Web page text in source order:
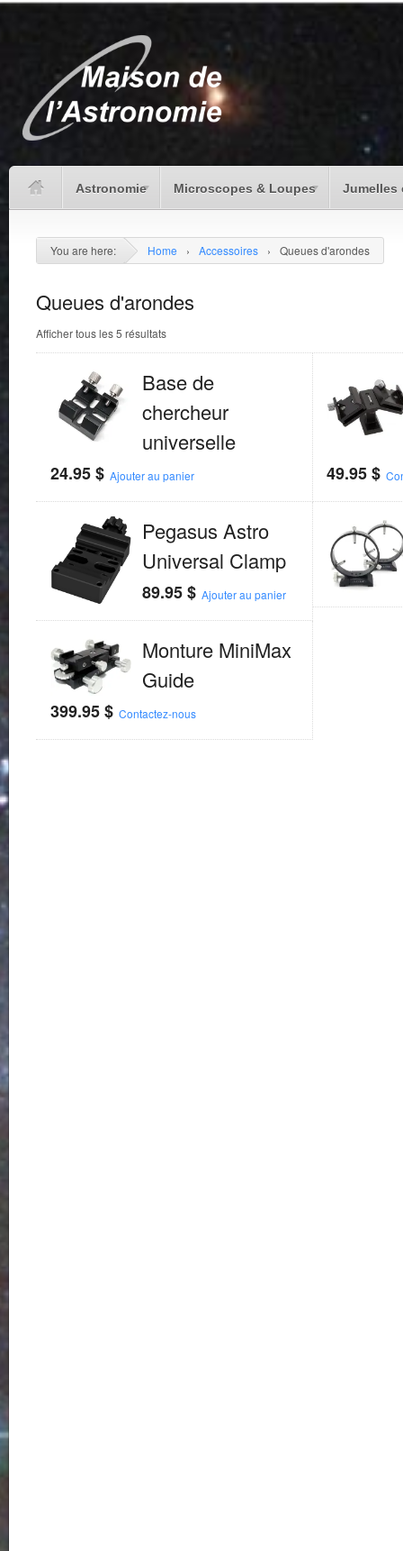
Astronomie Microscopes & Loupes Jumelles
You are here: Home › Accessoires › Queues d'arondes
Queues d'arondes
Afficher tous les 5 résultats
Base de
chercheur
universelle
24.95$ Ajouter au panier 49.95$
Pegasus Astro
Universal Clamp
89.95$ Ajouter au panier
Monture MiniMax
Guide
399.95$ Contactez-nous